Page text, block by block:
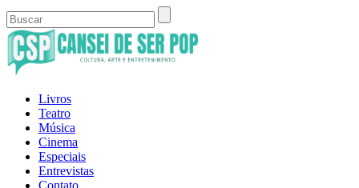
Livros
Teatro
Música
Cinema
Especiais
Entrevistas
Contato